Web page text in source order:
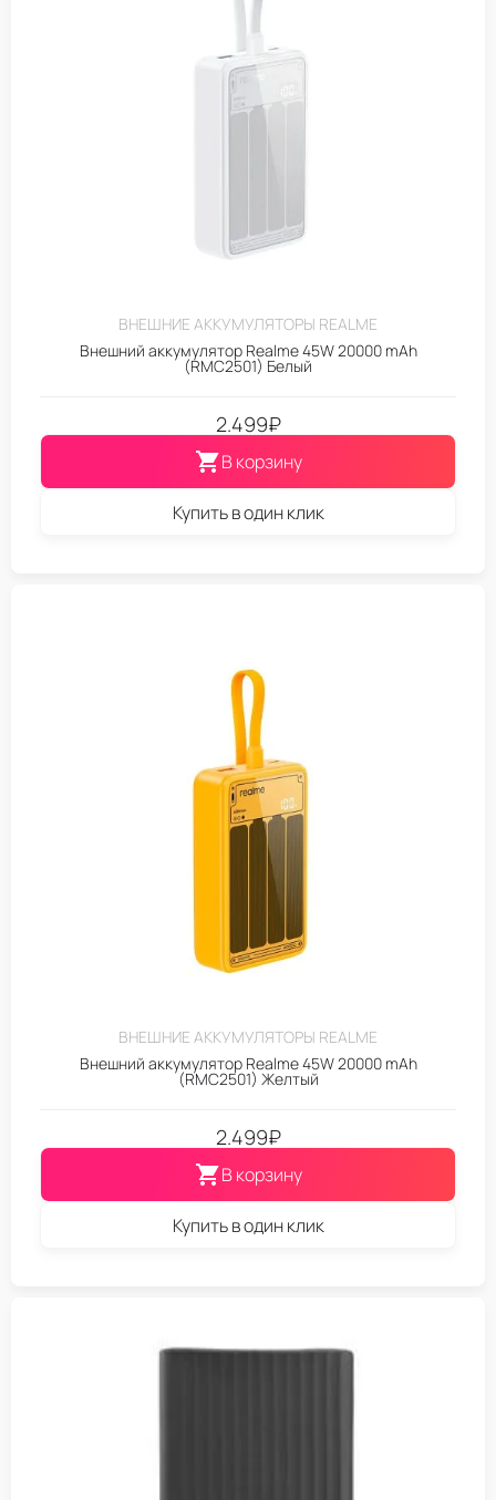
ВНЕШНИЕ АККУМУЛЯТОРЫ REALME
Внешний аккумулятор Realme 45W 20000 mAh
(RMC2501) Белый
2.499₽
В корзину
Купить в один клик
ВНЕШНИЕ АККУМУЛЯТОРЫ REALME
Внешний аккумулятор Realme 45W 20000 mAh
(RMC2501) Желтый
2.499₽
В корзину
Купить в один клик